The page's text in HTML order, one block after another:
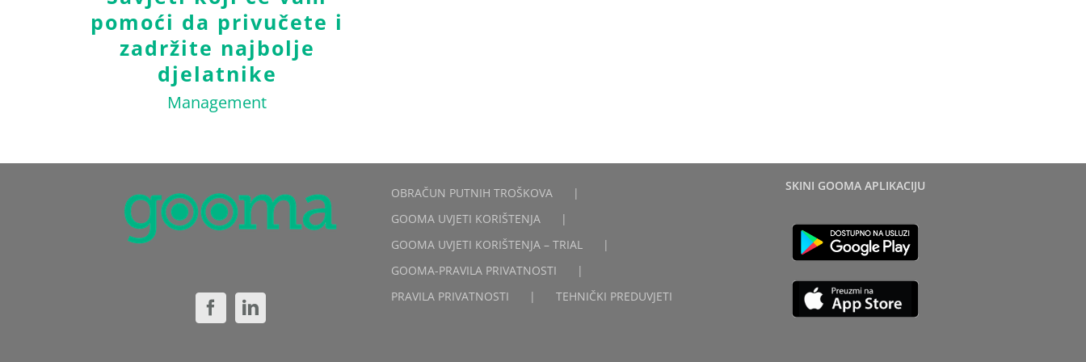
pomoći da privučete i
zadržite najbolje
djelatnike
Management
OBRAČUN PUTNIH TROŠKOVA
GOOMA UVJETI KORIŠTENJA
GOOMA UVJETI KORIŠTENJA – TRIAL
GOOMA-PRAVILA PRIVATNOSTI
PRAVILA PRIVATNOSTI
TEHNIČKI PREDUVJETI
SKINI GOOMA APLIKACIJU